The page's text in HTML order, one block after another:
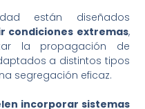
están diseñados
condiciones extremas,
la propagación de
a distintos tipos
segregación eficaz.
incorporar sistemas